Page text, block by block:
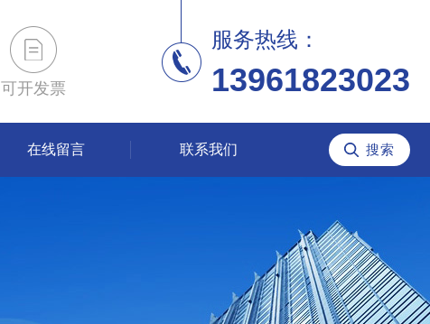
可开发票
服务热线：
13961823023
在线留言 联系我们